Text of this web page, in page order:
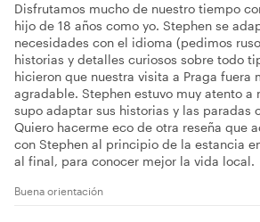
Disfrutamos mucho de nuestro tiempo
hijo de 18 años como yo. Stephen se
necesidades con el idioma (pedimos
historias y detalles curiosos sobre todo
hicieron que nuestra visita a Praga fuera
agradable. Stephen estuvo muy atento a
supo adaptar sus historias y las paradas
Quiero hacerme eco de otra reseña que
con Stephen al principio de la estancia
al final, para conocer mejor la vida local.
Buena orientación